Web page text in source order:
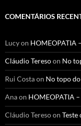
COMENTÁRIOS
Lucyon HOMEOPATIA
Cláudio Teresoon No
Rui Costaon No topo
Anaon HOMEOPATIA
Cláudio Teresoon Teste